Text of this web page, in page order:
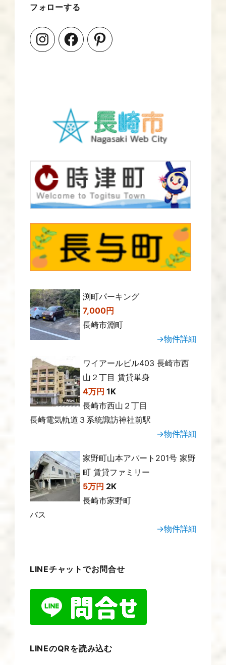
フォローする
渕町パーキング
7,000円
長崎市淵町
→物件詳細
ワイアールビル403 長崎市西
山２丁目 賃貸単身
4万円 1K
長崎市西山２丁目
長崎電気軌道３系統諏訪神社前駅
→物件詳細
家野町山本アパート201号 家野
町 賃貸ファミリー
5万円 2K
長崎市家野町
バス
→物件詳細
LINEチャットでお問合せ
LINEのQRを読み込む